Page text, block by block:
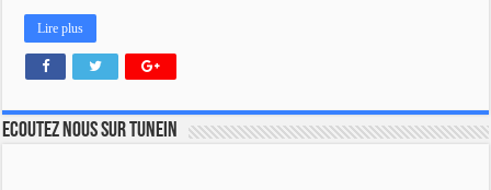
Lire plus
Ecoutez nous sur TuneIn